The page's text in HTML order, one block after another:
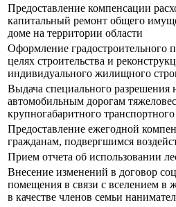
Предоставление компенсации
капитальный ремонт общего
доме на территории области
Оформление градостроительного
целях строительства и
индивидуального жилищного
Выдача специального разрешения
автомобильным дорогам
крупногабаритного транспортного
Предоставление ежегодной
гражданам, подвергшимся
Прием отчета об использовании
Внесение изменений в договор
помещения в связи с вселением в
в качестве членов семьи